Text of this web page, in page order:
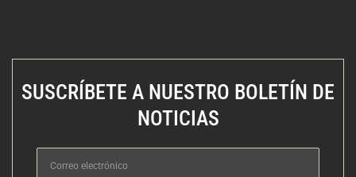
SUSCRÍBETE A NUESTRO BOLETÍN DE
NOTICIAS
Correo
electrónico